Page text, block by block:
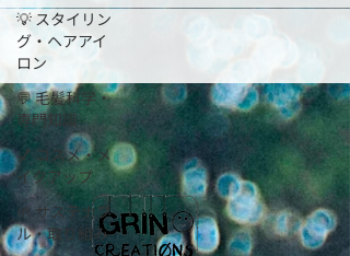
💡 スタイリン
グ・ヘアアイ
ロン
💬 毛髪科学・
専門知識
💅 コスメ・メ
イクアップ
🌱 サステナブ
ル・取り組み